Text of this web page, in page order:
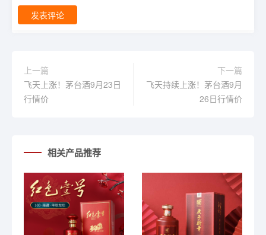
发表评论
上一篇
飞天上涨！茅台酒9月23日
行情价
下一篇
飞天持续上涨！茅台酒9月
26日行情价
相关产品推荐